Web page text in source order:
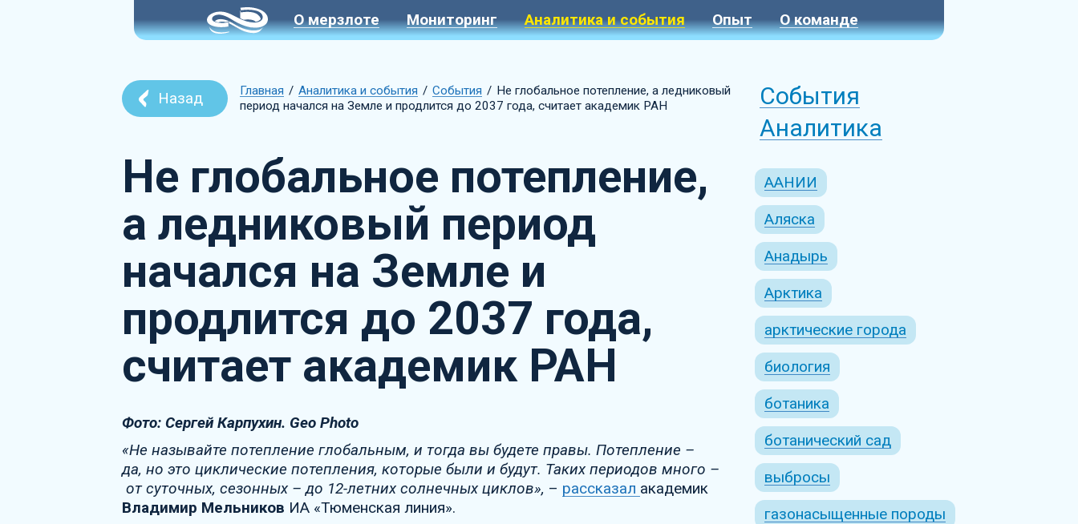
О мерзлоте Мониторинг Аналитика и события Опыт О команде
Назад Главная Аналитика и события События
Не глобальное потепление, а ледниковый
период начался на Земле и продлится до 2037 года, считает академик РАН
Не глобальное потепление,
а ледниковый период
начался на Земле и
продлится до 2037 года,
считает академик РАН
Фото: Сергей Карпухин. Geo Photo
«Не называйте потепление глобальным, и тогда вы будете правы. Потепление –
да, но это циклические потепления, которые были и будут. Таких периодов много –
от суточных, сезонных – до 12-летних солнечных циклов», – рассказал академик
Владимир Мельников ИА «Тюменская линия».
События
Аналитика
ААНИИ
Аляска
Анадырь
Арктика
арктические города
биология
ботаника
ботанический сад
выбросы
газонасыщенные породы